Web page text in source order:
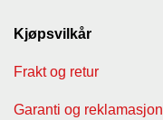
Kjøpsvilkår
Frakt og retur
Garanti og reklamasjon